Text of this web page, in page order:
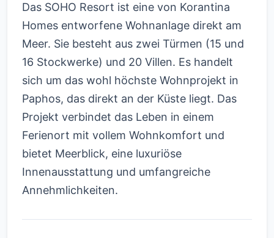
Das SOHO Resort ist eine von Korantina
Homes entworfene Wohnanlage direkt am
Meer. Sie besteht aus zwei Türmen (15 und
16 Stockwerke) und 20 Villen. Es handelt
sich um das wohl höchste Wohnprojekt in
Paphos, das direkt an der Küste liegt. Das
Projekt verbindet das Leben in einem
Ferienort mit vollem Wohnkomfort und
bietet Meerblick, eine luxuriöse
Innenausstattung und umfangreiche
Annehmlichkeiten.